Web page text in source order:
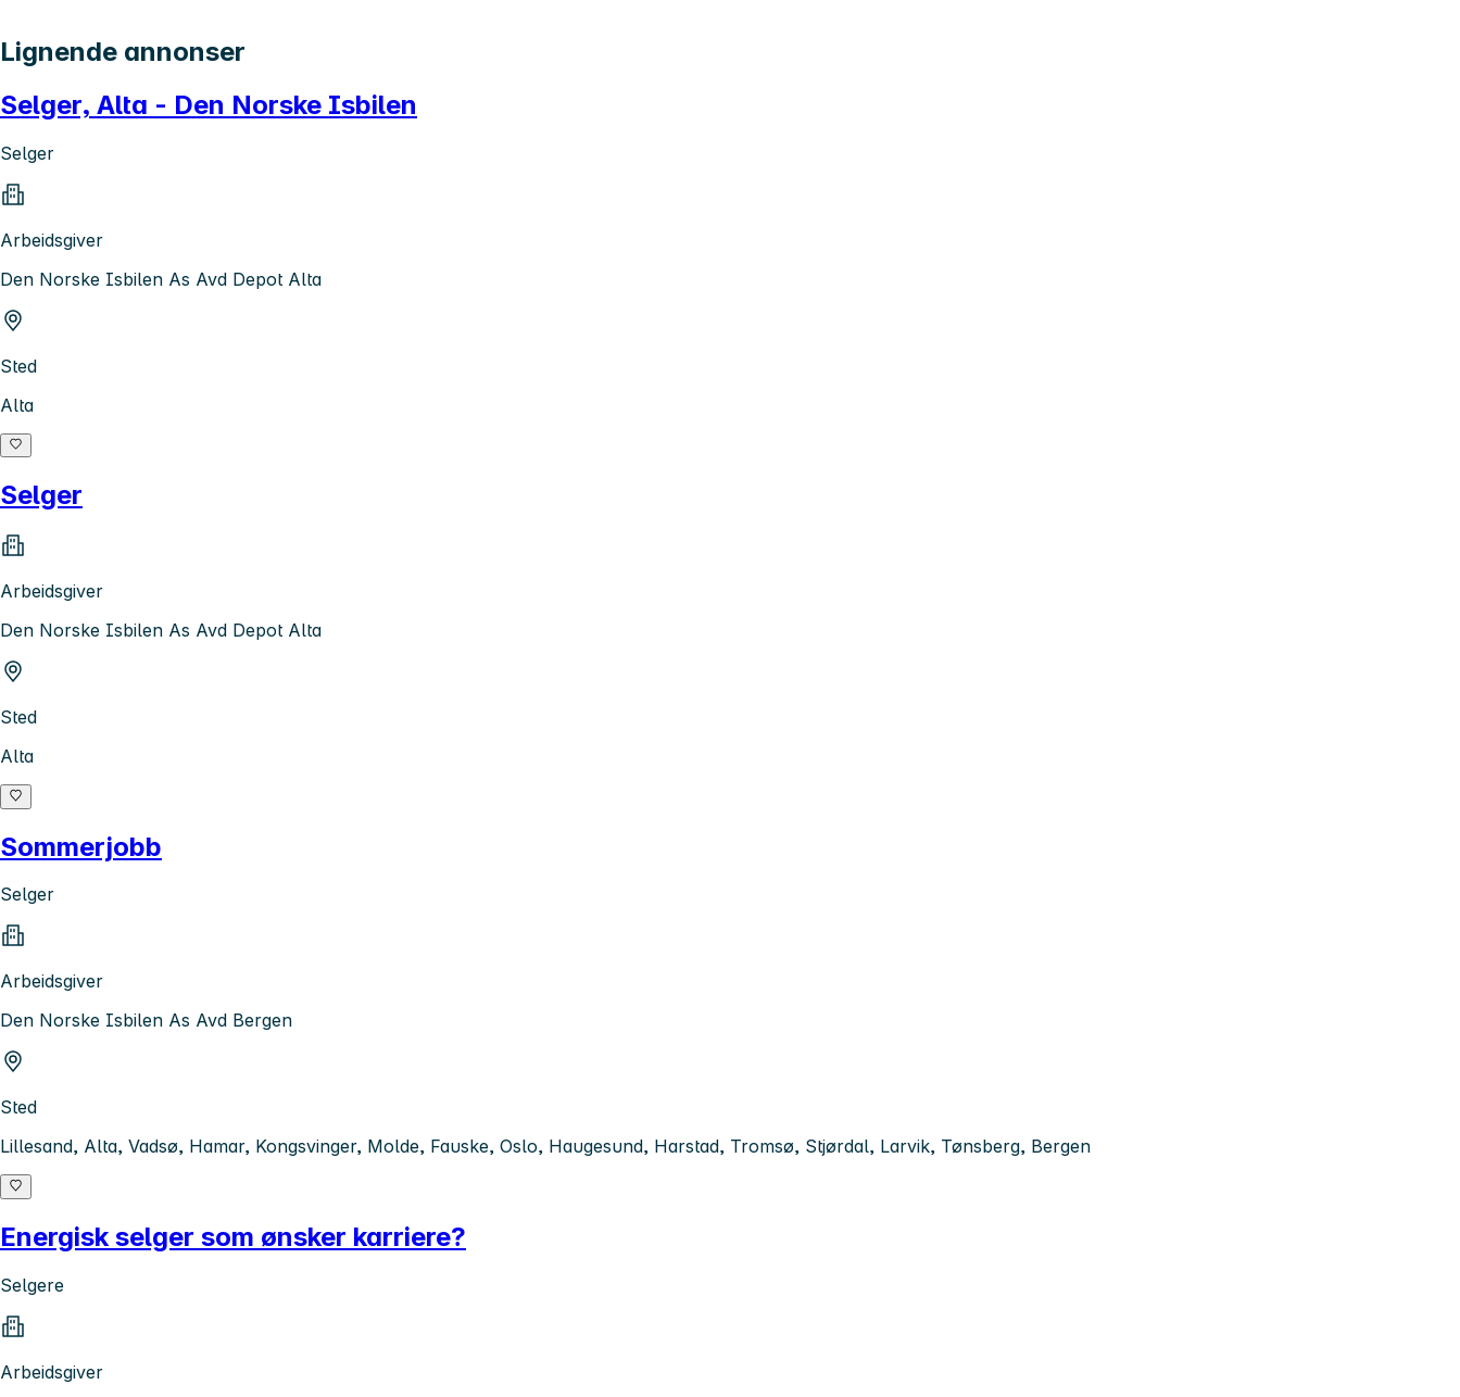
Lignende annonser
Selger, Alta - Den Norske Isbilen
Selger
Arbeidsgiver
Den Norske Isbilen As Avd Depot Alta
Sted
Alta
Selger
Arbeidsgiver
Den Norske Isbilen As Avd Depot Alta
Sted
Alta
Sommerjobb
Selger
Arbeidsgiver
Den Norske Isbilen As Avd Bergen
Sted
Lillesand, Alta, Vadsø, Hamar, Kongsvinger, Molde, Fauske, Oslo, Haugesund, Harstad, Tromsø, Stjørdal, Larvik, Tønsberg, Bergen
Energisk selger som ønsker karriere?
Selgere
Arbeidsgiver